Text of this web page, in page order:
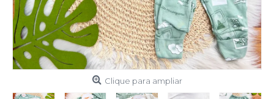
Clique para ampliar